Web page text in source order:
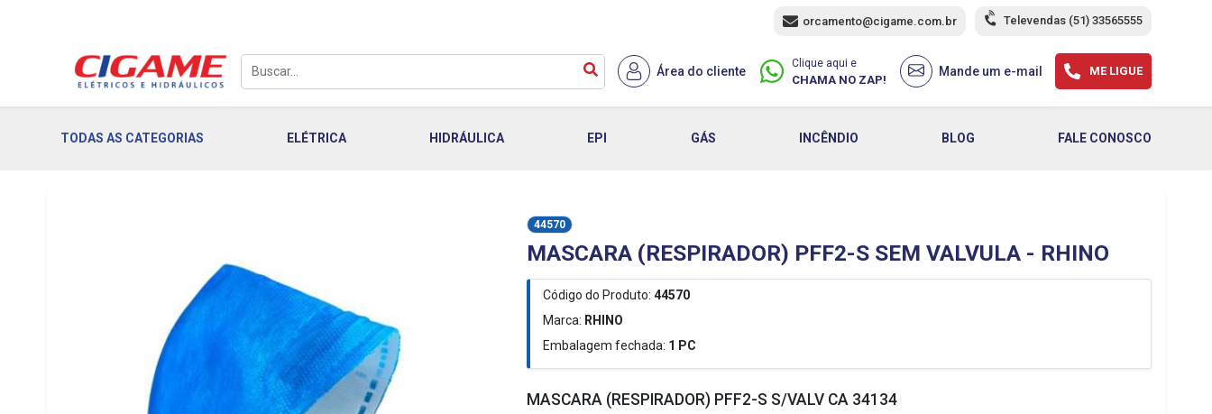
orcamento@cigame.com.br Televendas (51) 33565555
Área do cliente
Clique aqui e
CHAMA NO ZAP!
Mande um e-mail ME LIGUE
TODAS AS CATEGORIAS ELÉTRICA HIDRÁULICA EPI GÁS INCÊNDIO BLOG FALE CONOSCO
44570
MASCARA (RESPIRADOR) PFF2-S SEM VALVULA - RHINO
Código do Produto: 44570
Marca: RHINO
Embalagem fechada: 1 PC
MASCARA (RESPIRADOR) PFF2-S S/VALV CA 34134